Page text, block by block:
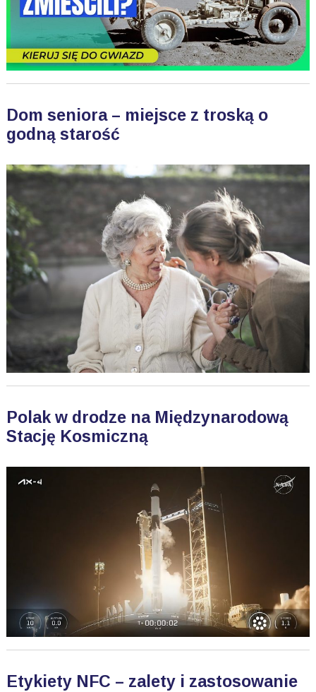
Dom seniora – miejsce z troską o
godną starość
Polak w drodze na Międzynarodową
Stację Kosmiczną
Etykiety NFC – zalety i zastosowanie